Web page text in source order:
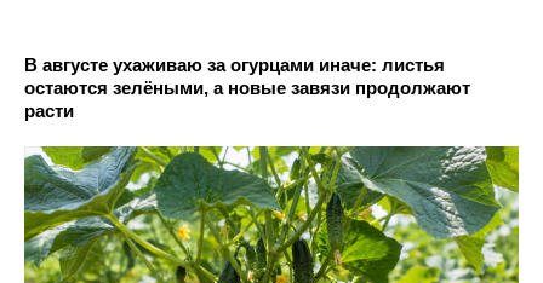
В августе ухаживаю за огурцами иначе: листья
остаются зелёными, а новые завязи продолжают
расти